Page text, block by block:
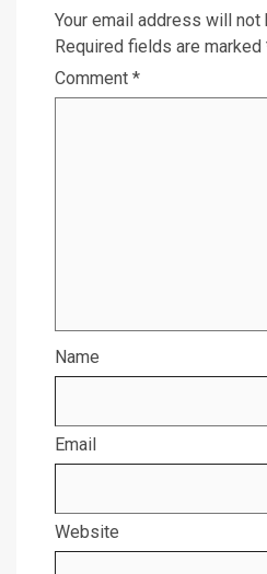
Your email address will not
Required fields are marked
Comment *
Name
Email
Website